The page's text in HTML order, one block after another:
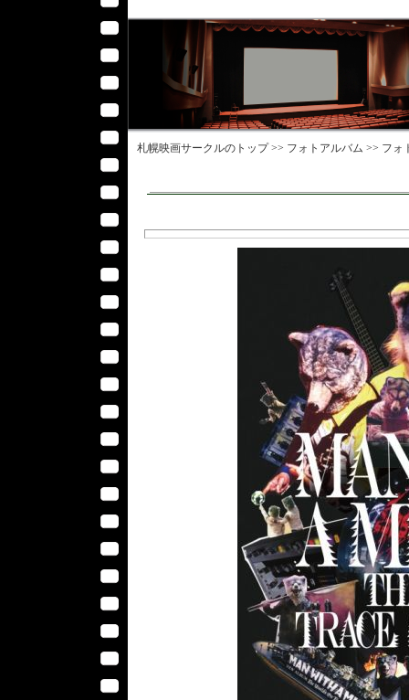
札幌映画サークルのトップ >> フォトアルバム >> フォ